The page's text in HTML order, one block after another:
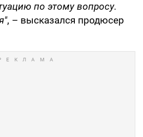
по этому вопросу.
, – высказался продюсер